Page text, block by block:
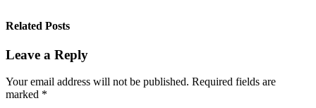
Related Posts
Leave a Reply
Your email address will not be published. Required fields are
marked *